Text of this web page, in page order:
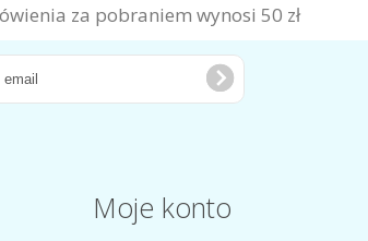
za pobraniem wynosi 50 zł
Moje konto